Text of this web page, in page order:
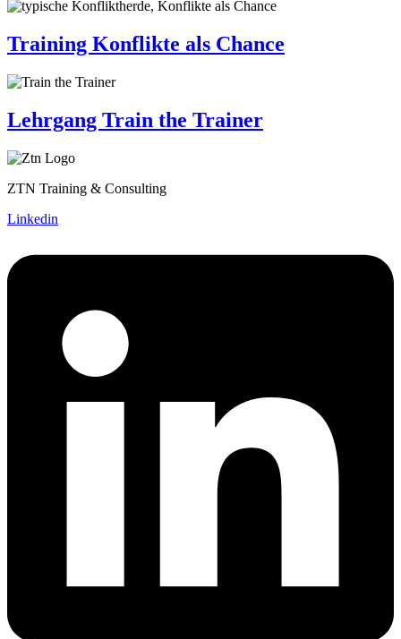
Training Konflikte als Chance
Lehrgang Train the Trainer
ZTN Training & Consulting
Linkedin